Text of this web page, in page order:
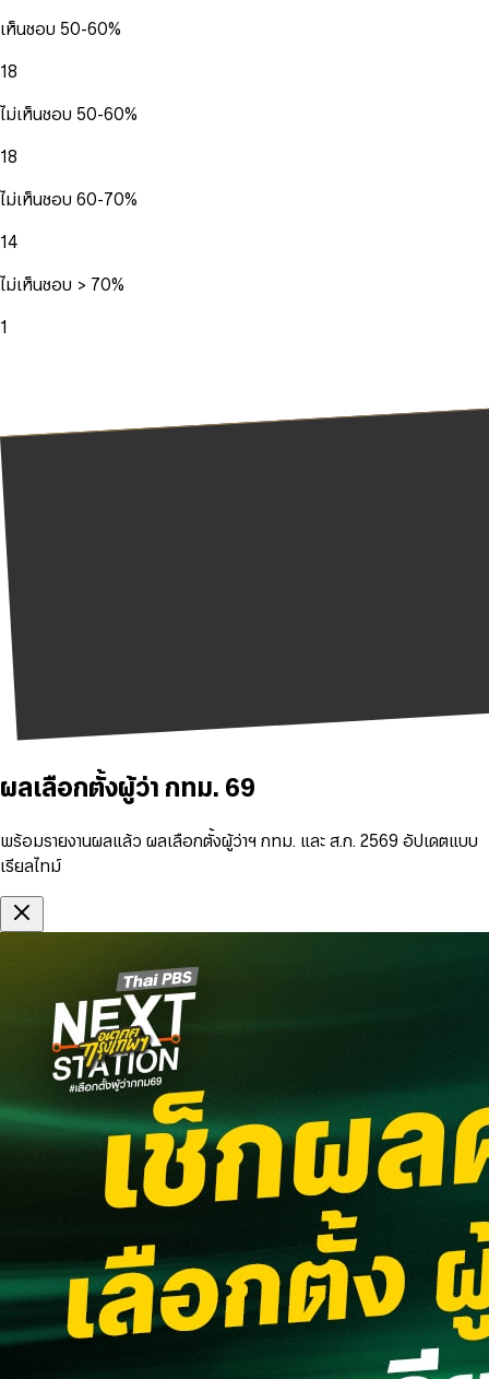
เห็นชอบ 50-60%
18
ไม่เห็นชอบ 50-60%
18
ไม่เห็นชอบ 60-70%
14
ไม่เห็นชอบ > 70%
1
ผลเลือกตั้งผู้ว่า กทม. 69
พร้อมรายงานผลแล้ว ผลเลือกตั้งผู้ว่าฯ กทม. และ ส.ก. 2569 อัปเดตแบบ
เรียลไทม์